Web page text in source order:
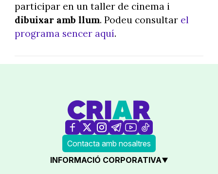
participar en un taller de cinema i
dibuixar amb llum. Podeu consultar el
programa sencer aquí.
Contacta amb nosaltres
INFORMACIÓ CORPORATIVA